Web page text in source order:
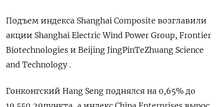
Подъем индекса Shanghai Composite возглавили
акции Shanghai Electric Wind Power Group, Frontier
Biotechnologies и Beijing JingPinTeZhuang Science
and Technology .
Гонконгский Hang Seng поднялся на 0,65% до